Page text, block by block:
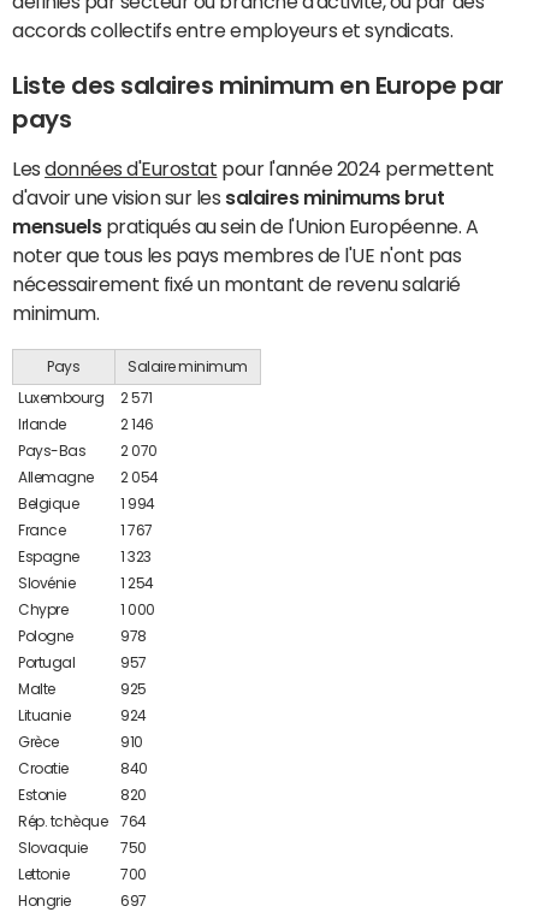
accords collectifs entre employeurs et syndicats.
Liste des salaires minimum en Europe par
pays
Lesdonnées d'Eurostat pour l'année 2024 permettent
d'avoir une vision sur les salaires minimums brut
mensuelspratiqués au sein de l'Union Européenne. A
noter que tous les pays membres de l'UE n'ont pas
nécessairement fixé un montant de revenu salarié
minimum.
Pays Salaire minimum
Luxembourg
2 571
Irlande
2 146
Pays-Bas
2 070
Allemagne
2 054
Belgique
1 994
France
1 767
Espagne
1 323
Slovénie
1 254
Chypre
1 000
Pologne
978
Portugal
957
Malte
925
Lituanie
924
Grèce
910
Croatie
840
Estonie
820
Rép. tchèque
764
Slovaquie
750
Lettonie
700
Hongrie
697